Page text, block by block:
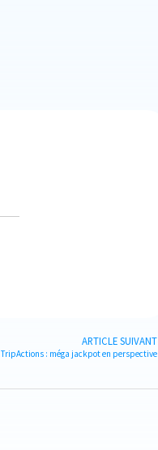
ARTICLE SUIVANT
TripActions : méga jackpot en perspective